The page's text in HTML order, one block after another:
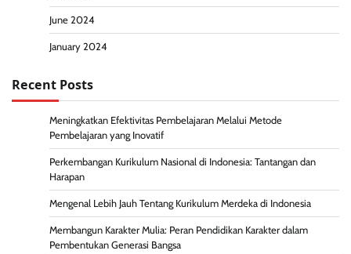
June 2024
January 2024
Recent Posts
Meningkatkan Efektivitas Pembelajaran Melalui Metode
Pembelajaran yang Inovatif
Perkembangan Kurikulum Nasional di Indonesia: Tantangan dan
Harapan
Mengenal Lebih Jauh Tentang Kurikulum Merdeka di Indonesia
Membangun Karakter Mulia: Peran Pendidikan Karakter dalam
Pembentukan Generasi Bangsa